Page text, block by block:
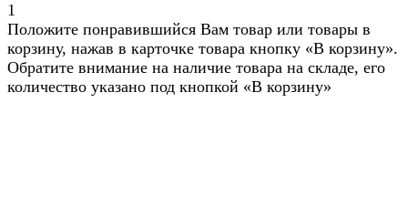
1
Положите понравившийся Вам товар или товары в
корзину, нажав в карточке товара кнопку «В корзину».
Обратите внимание на наличие товара на складе, его
количество указано под кнопкой «В корзину»